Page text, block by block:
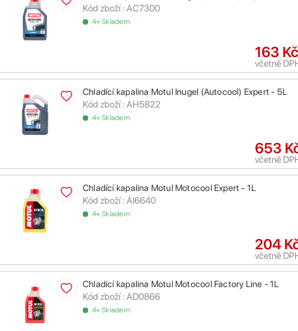
Kód zboží : AC7300
4+ Skladem
163 Kč
včetně
Chladící kapalina Motul Inugel (Autocool) Expert - 5L
Kód zboží : AH5822
4+ Skladem
653
včetně
Chladící kapalina Motul Motocool Expert - 1L
Kód zboží : AI6640
4+ Skladem
204
včetně
Chladící kapalina Motul Motocool Factory Line - 1L
Kód zboží : AD0866
4+ Skladem